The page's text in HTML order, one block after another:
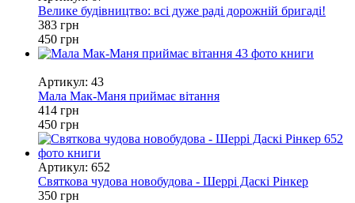
Велике будівництво: всі дуже раді дорожній бригаді!
383 грн
450 грн
Артикул: 43
Мала Мак-Маня приймає вітання
414 грн
450 грн
Артикул: 652
Святкова чудова новобудова - Шеррі Даскі Рінкер
350 грн